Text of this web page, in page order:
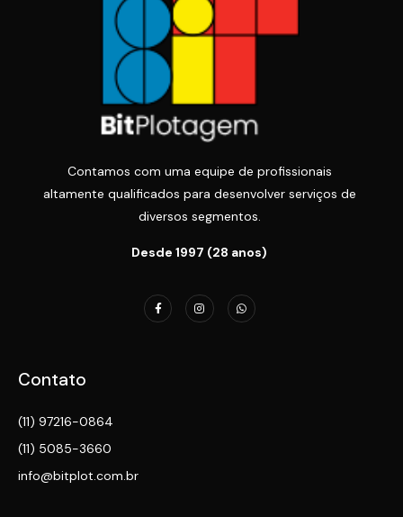
Contamos com uma equipe de profissionais
altamente qualificados para desenvolver serviços de
diversos segmentos.
Desde 1997 (28 anos)
Contato
(11) 97216-0864
(11) 5085-3660
info@bitplot.com.br